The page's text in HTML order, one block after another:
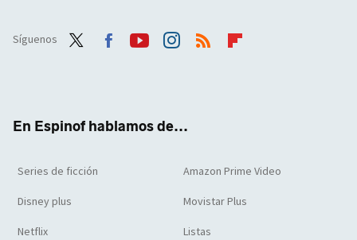
Síguenos
En Espinof hablamos de...
Series de ficción Amazon Prime Video
Disney plus Movistar Plus
Netflix Listas